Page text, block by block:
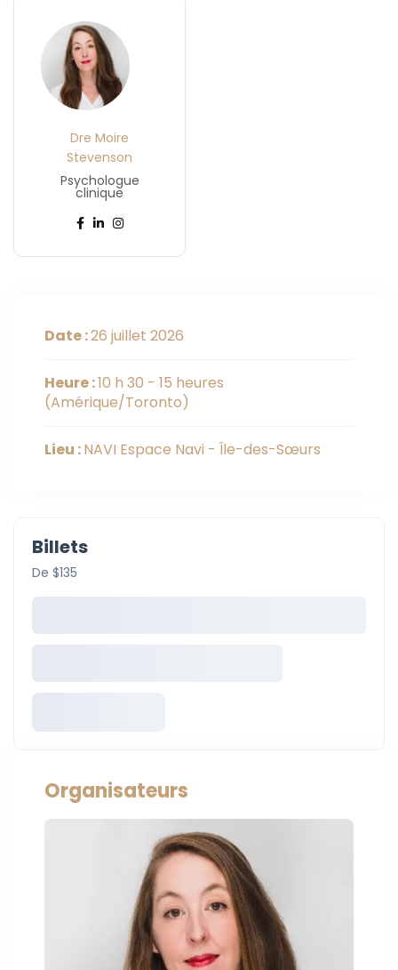
Dre Moire
Stevenson
Psychologue
clinique
Date :26 juillet 2026
Heure :10 h 30 - 15 heures
(Amérique/Toronto)
Lieu :NAVI Espace Navi - Île-des-Sœurs
Billets
De $135
Organisateurs